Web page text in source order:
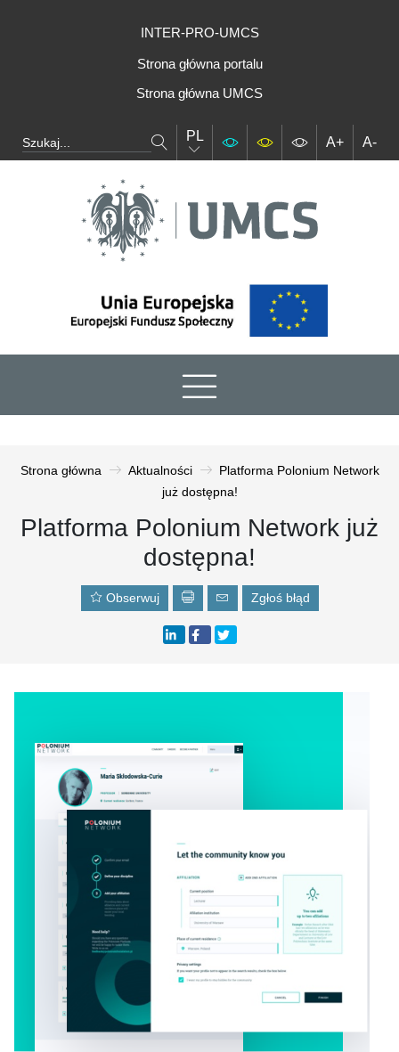
INTER-PRO-UMCS
Strona główna portalu
Strona główna UMCS
PL A+ A-
Strona główna Aktualności
Platforma Polonium Network
już dostępna!
Platforma Polonium Network już
dostępna!
Obserwuj Zgłoś błąd